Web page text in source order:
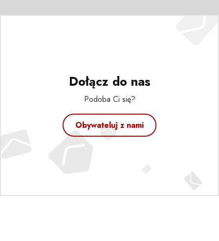
Dołącz do nas
Podoba Ci się?
Obywateluj z nami